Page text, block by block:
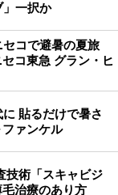
」一択か
コで避暑の夏旅
コ東急 グラン・ヒ
貼るだけで暑さ
ァンケル
技術「スキャビジ
治療のあり方